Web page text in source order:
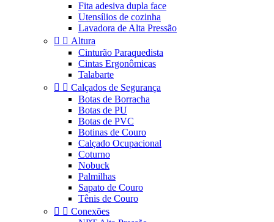
Fita adesiva dupla face
Utensílios de cozinha
Lavadora de Alta Pressão
  Altura
Cinturão Paraquedista
Cintas Ergonômicas
Talabarte
  Calçados de Segurança
Botas de Borracha
Botas de PU
Botas de PVC
Botinas de Couro
Calçado Ocupacional
Coturno
Nobuck
Palmilhas
Sapato de Couro
Tênis de Couro
  Conexões